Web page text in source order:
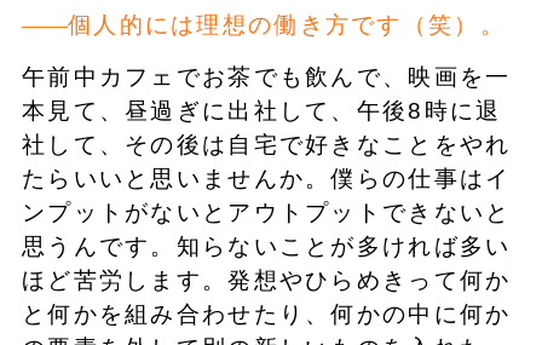
個人的には理想の働き方です（笑）。
午前中カフェでお茶でも飲んで、映画を一
本見て、昼過ぎに出社して、午後8時に退
社して、その後は自宅で好きなことをやれ
たらいいと思いませんか。僕らの仕事はイ
ンプットがないとアウトプットできないと
思うんです。知らないことが多ければ多い
ほど苦労します。発想やひらめきって何か
と何かを組み合わせたり、何かの中に何か